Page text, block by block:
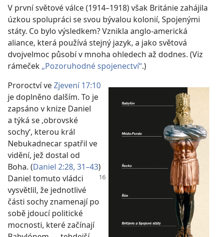
V první světové válce (1914–1918) však Británie zahájila
úzkou spolupráci se svou bývalou kolonií, Spojenými
státy. Co bylo výsledkem? Vznikla anglo-americká
aliance, která používá stejný jazyk, a jako světová
dvojvelmoc působí v mnoha ohledech až dodnes. (Viz
rámeček „Pozoruhodné spojenectví“.)
Proroctví veZjevení 17:10
je doplněno dalším. To je
zapsáno v knize Daniel
a týká se ‚obrovské
sochy‘, kterou král
Nebukadnecar spatřil ve
vidění, jež dostal od
Boha. (Daniel 2:28, 31–43)
Daniel tomuto vládci
vysvětlil, že jednotlivé
části sochy znamenají po
sobě jdoucí politické
mocnosti, které začínají